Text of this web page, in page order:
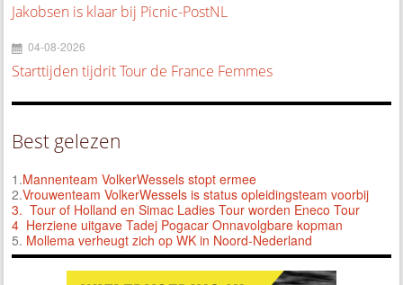
Jakobsen is klaar bij Picnic-PostNL
04-08-2026
Starttijden tijdrit Tour de France Femmes
Best gelezen
1.Mannenteam VolkerWessels stopt ermee
2.Vrouwenteam VolkerWessels is status opleidingsteam voorbij
3. Tour of Holland en Simac Ladies Tour worden Eneco Tour
4 Herziene uitgave Tadej Pogacar Onnavolgbare kopman
5. Mollema verheugt zich op WK in Noord-Nederland